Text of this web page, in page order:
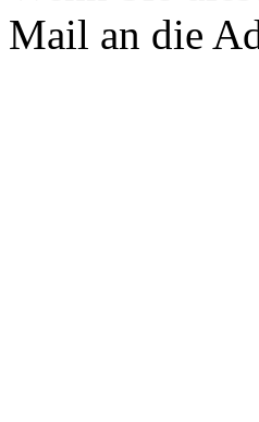
Mail an die